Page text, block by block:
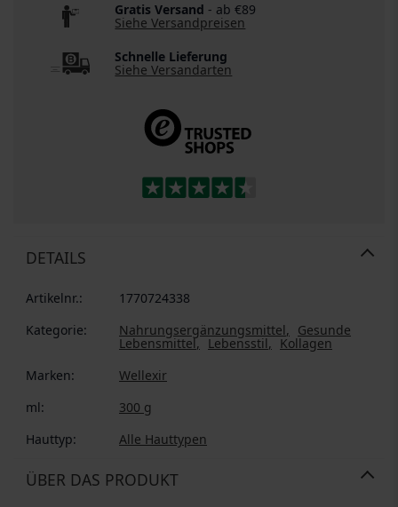
DETAILS
Artikelnr.:
1770724338
Kategorie:
Nahrungsergänzungsmittel Gesunde
Lebensmittel Lebensstil
Kollagen
Marken:
Wellexir
ml:
300 g
Hauttyp:
Alle Hauttypen
ÜBER DAS PRODUKT
Gratis Versand - ab €89
Siehe Versandpreisen
Schnelle Lieferung
Siehe Versandarten